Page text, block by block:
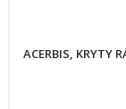
ACERBIS, KRYTY